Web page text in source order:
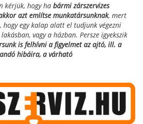
kérjük, hogy ha bármi zárszervizes
azt említse munkatársunknak, mert
hogy egy kalap alatt el tudjunk végezni
vagy a házban. Persze igyekszik
is felhívni a figyelmet az ajtó, ill. a
hibáira, a várható